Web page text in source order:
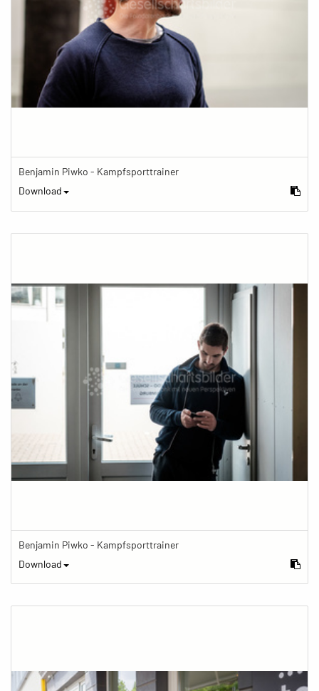
Benjamin Piwko - Kampfsporttrainer
Download
Benjamin Piwko - Kampfsporttrainer
Download